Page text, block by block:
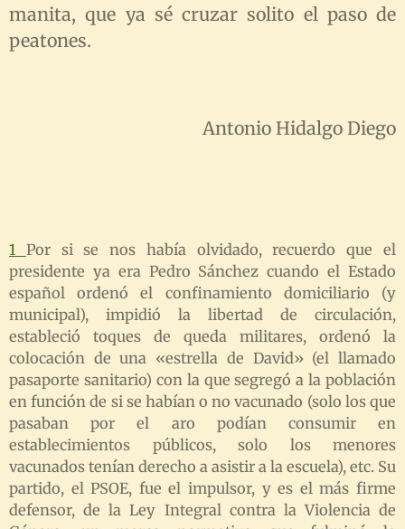
manita, que ya sé cruzar solito el paso de
peatones.
Antonio Hidalgo Diego
1 Por si se nos había olvidado, recuerdo que el
presidente ya era Pedro Sánchez cuando el Estado
español ordenó el confinamiento domiciliario (y
municipal), impidió la libertad de circulación,
estableció toques de queda militares, ordenó la
colocación de una «estrella de David» (el llamado
pasaporte sanitario) con la que segregó a la población
en función de si se habían o no vacunado (solo los que
pasaban por el aro podían consumir en
establecimientos públicos, solo los menores
vacunados tenían derecho a asistir a la escuela), etc. Su
partido, el PSOE, fue el impulsor, y es el más firme
defensor, de la Ley Integral contra la Violencia de